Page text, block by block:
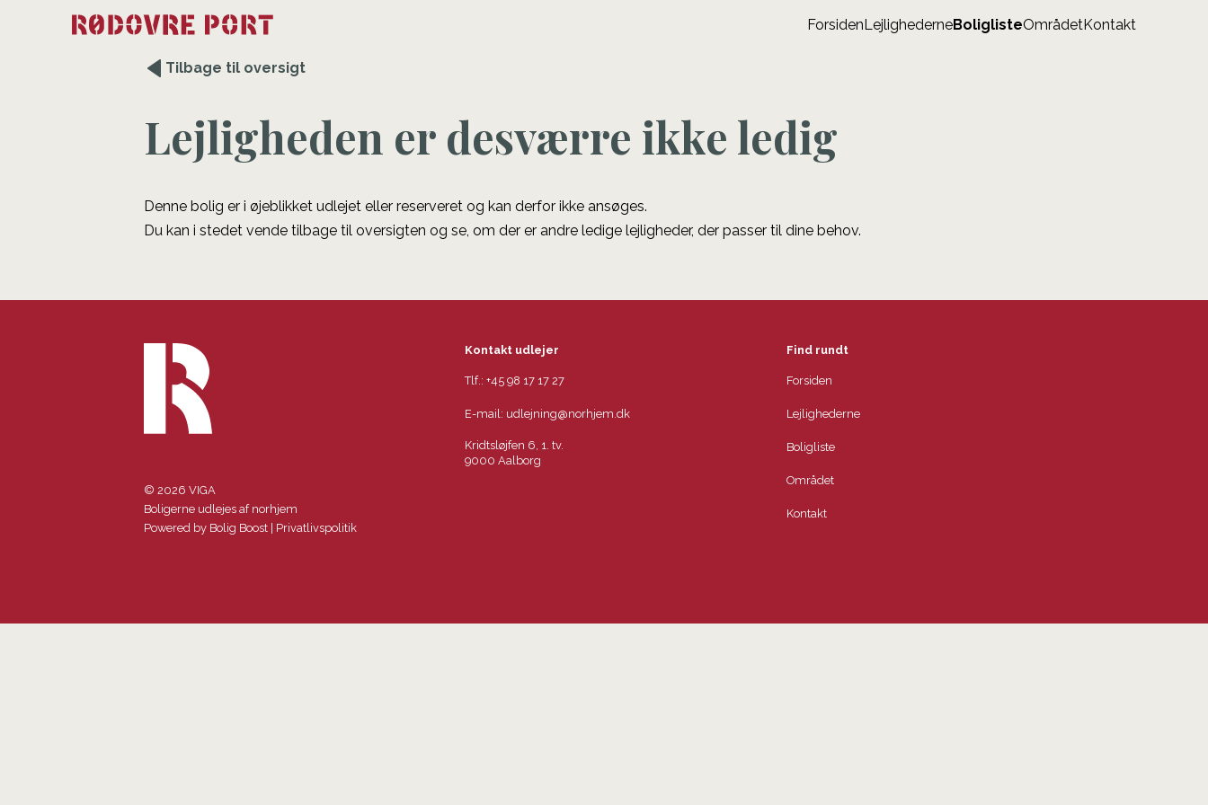
ForsidenLejlighederneBoliglisteOmrådetKontakt
Tilbage til oversigt
Lejligheden er desværre ikke ledig
Denne bolig er i øjeblikket udlejet eller reserveret og kan derfor ikke ansøges.
Du kan i stedet vende tilbage til oversigten og se, om der er andre ledige lejligheder, der passer til dine behov.
© 2026 VIGA
Boligerne udlejes af norhjem
Powered by Bolig Boost Privatlivspolitik
Kontakt udlejer
Tlf.:+45 98 17 17 27
E-mail: udlejning@norhjem.dk
Kridtsløjfen 6, 1. tv.
9000 Aalborg
Find rundt
Forsiden
Lejlighederne
Boligliste
Området
Kontakt